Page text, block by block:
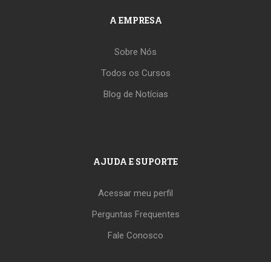
A EMPRESA
Sobre Nós
Todos os Cursos
Blog de Notícias
AJUDA E SUPORTE
Acessar meu perfil
Perguntas Frequentes
Fale Conosco